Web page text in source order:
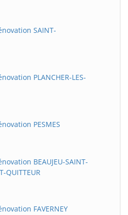
SAINT-
PLANCHER-LES-
PESMES
BEAUJEU-SAINT-
QUITTEUR
FAVERNEY